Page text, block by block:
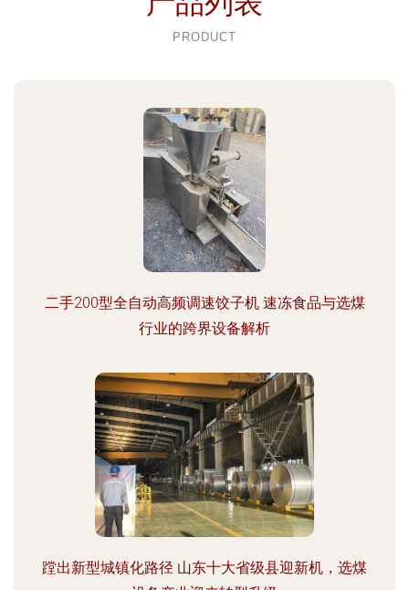
PRODUCT
二手200型全自动高频调速饺子机 速冻食品与选煤
行业的跨界设备解析
蹚出新型城镇化路径 山东十大省级县迎新机，选煤